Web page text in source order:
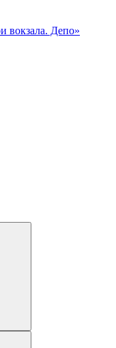
вокзала. Депо»